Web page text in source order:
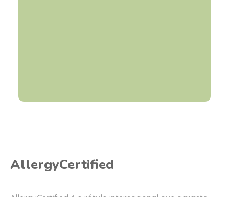
AllergyCertified